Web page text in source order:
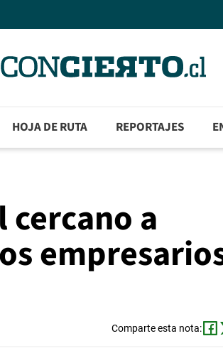
HOJA DE RUTA REPORTAJES
a
Comparte esta nota: